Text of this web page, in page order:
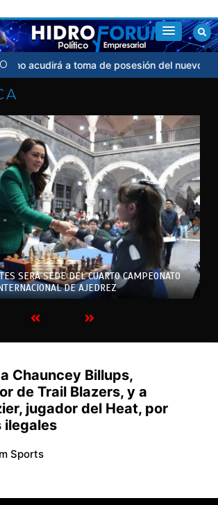
a toma de posesión del nuevo
SERÁ SEDE DEL CUARTO CAMPEONATO
DE AJEDREZ
Chauncey Billups,
de Trail Blazers, y a
jugador del Heat, por
ilegales
Sports